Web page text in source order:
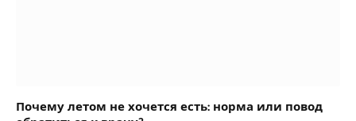
Почему летом не хочется есть: норма или повод